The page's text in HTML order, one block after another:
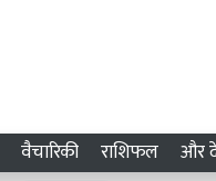
वैचारिकी राशिफल और